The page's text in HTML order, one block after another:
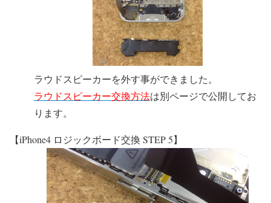
ラウドスピーカーを外す事ができました。
ラウドスピーカー交換方法は別ページで公開してお
ります。
【iPhone4 ロジックボード交換 STEP 5】